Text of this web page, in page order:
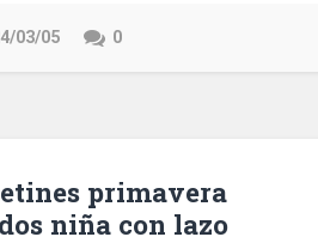
03/05 0
primavera
niña con lazo